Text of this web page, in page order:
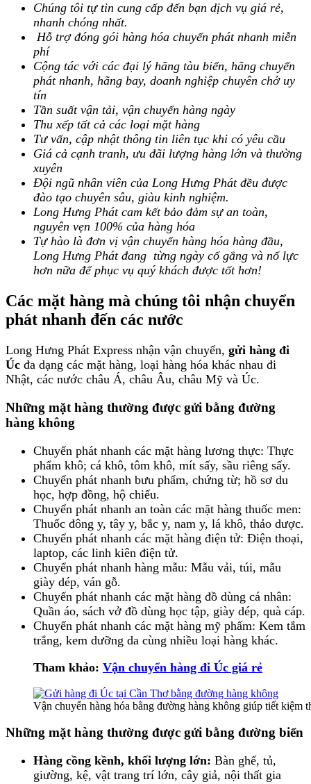
Chúng tôi tự tin cung cấp đến bạn dịch vụ giá rẻ,
nhanh chóng nhất.
Hỗ trợ đóng gói hàng hóa chuyển phát nhanh miễn
phí
Cộng tác với các đại lý hãng tàu biển, hãng chuyển
phát nhanh, hãng bay, doanh nghiệp chuyên chở uy
tín
Tần suất vận tải, vận chuyển hàng ngày
Thu xếp tất cả các loại mặt hàng
Tư vấn, cập nhật thông tin liên tục khi có yêu cầu
Giá cả cạnh tranh, ưu đãi lượng hàng lớn và thường
xuyên
Đội ngũ nhân viên của Long Hưng Phát đều được
đào tạo chuyên sâu, giàu kinh nghiệm.
Long Hưng Phát cam kết bảo đảm sự an toàn,
nguyên vẹn 100% của hàng hóa
Tự hào là đơn vị vận chuyển hàng hóa hàng đầu,
Long Hưng Phát đang từng ngày cố gắng và nổ lực
hơn nữa để phục vụ quý khách được tốt hơn!
Các mặt hàng mà chúng tôi nhận chuyển
phát nhanh đến các nước
Long Hưng Phát Express nhận vận chuyển, gửi hàng đi
Úc đa dạng các mặt hàng, loại hàng hóa khác nhau đi
Nhật, các nước châu Á, châu Âu, châu Mỹ và Úc.
Những mặt hàng thường được gửi bằng đường
hàng không
Chuyển phát nhanh các mặt hàng lương thực: Thực
phẩm khô; cá khô, tôm khô, mít sấy, sầu riêng sấy.
Chuyển phát nhanh bưu phẩm, chứng từ; hồ sơ du
học, hợp đồng, hộ chiếu.
Chuyển phát nhanh an toàn các mặt hàng thuốc men:
Thuốc đông y, tây y, bắc y, nam y, lá khô, thảo dược.
Chuyển phát nhanh các mặt hàng điện tử: Điện thoại,
laptop, các linh kiên điện tử.
Chuyển phát nhanh hàng mẫu: Mẫu vải, túi, mẫu
giày dép, ván gỗ.
Chuyển phát nhanh các mặt hàng đồ dùng cá nhân:
Quần áo, sách vở đồ dùng học tập, giày dép, quà cáp.
Chuyển phát nhanh các mặt hàng mỹ phẩm: Kem tắm
trắng, kem dưỡng da cùng nhiều loại hàng khác.
Tham khảo: Vận chuyển hàng đi Úc giá rẻ
Vận chuyển hàng hóa bằng đường hàng không giúp tiết kiệm
Những mặt hàng thường được gửi bằng đường biển
Hàng cồng kềnh, khối lượng lớn: Bàn ghế, tủ,
giường, kệ, vật trang trí lớn, cây giả, nội thất gia